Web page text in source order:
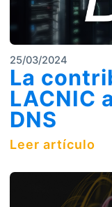
25/03/2024
La
LACNIC
DNS
Leer artículo